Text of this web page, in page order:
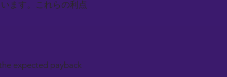
ます。これらの利点
expected payback